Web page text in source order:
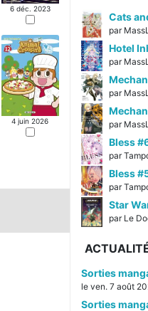
6 déc. 2023
4 juin 2026
Cats
par
Hotel
par
par
par
Bless
par
Bless
par
par Le
Sorties
le ven. 7 août
Sorties